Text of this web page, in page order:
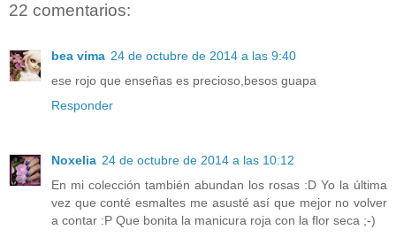
22 comentarios:
bea vima 24 de octubre de 2014 a las 9:40
ese rojo que enseñas es precioso,besos guapa
Responder
Noxelia 24 de octubre de 2014 a las 10:12
En mi colección también abundan los rosas :D Yo la última
vez que conté esmaltes me asusté así que mejor no volver
a contar :P Que bonita la manicura roja con la flor seca ;-)